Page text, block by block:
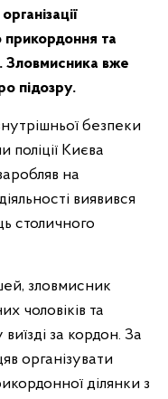
та
Зловмисника вже
підозру.
безпеки
поліції Києва
на
виявився
столичного
зловмисник
чоловіків та
за кордон. За
організувати
ділянки з